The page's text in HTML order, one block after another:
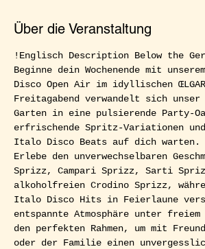
Über die Veranstaltung
!Englisch Description Below the
Beginne dein Wochenende mit
Disco Open Air im idyllischen
Freitagabend verwandelt sich unser
Garten in eine pulsierende Party-
erfrischende Spritz-Variationen
Italo Disco Beats auf dich warten.
Erlebe den unverwechselbaren
Sprizz, Campari Sprizz, Sarti
alkoholfreien Crodino Sprizz,
Italo Disco Hits in Feierlaune
entspannte Atmosphäre unter
den perfekten Rahmen, um mit
oder der Familie einen